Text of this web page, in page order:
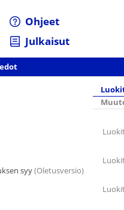
Ohjeet
Julkaisut
syy(Oletusversio)